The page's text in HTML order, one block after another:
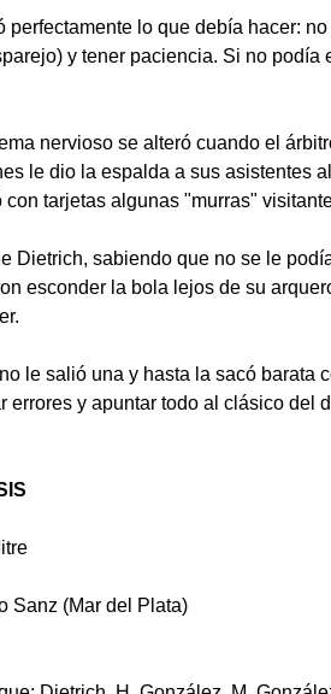
perfectamente lo que debía hacer:
y tener paciencia. Si no podía
nervioso se alteró cuando el
le dio la espalda a sus asistentes
con tarjetas algunas "murras"
Dietrich, sabiendo que no se le
esconder la bola lejos de su
le salió una y hasta la sacó barata
errores y apuntar todo al clásico del
Sanz (Mar del Plata)